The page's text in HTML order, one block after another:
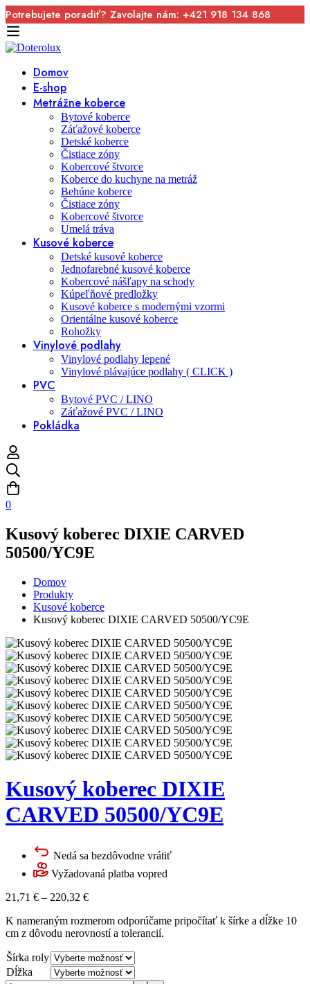
Potrebujete poradiť? Zavolajte nám: +421 918 134 868
Domov
E-shop
Metrážne koberce
Bytové koberce
Záťažové koberce
Detské koberce
Čistiace zóny
Kobercové štvorce
Koberce do kuchyne na metráž
Behúne koberce
Čistiace zóny
Kobercové štvorce
Umelá tráva
Kusové koberce
Detské kusové koberce
Jednofarebné kusové koberce
Kobercové nášľapy na schody
Kúpeľňové predložky
Kusové koberce s modernými vzormi
Orientálne kusové koberce
Rohožky
Vinylové podlahy
Vinylové podlahy lepené
Vinylové plávajúce podlahy ( CLICK )
PVC
Bytové PVC / LINO
Záťažové PVC / LINO
Pokládka
0
Kusový koberec DIXIE CARVED
50500/YC9E
Domov
Produkty
Kusové koberce
Kusový koberec DIXIE CARVED 50500/YC9E
Kusový koberec DIXIE
CARVED 50500/YC9E
Nedá sa bezdôvodne vrátiť
Vyžadovaná platba vopred
21,71 € – 220,32 €
K nameraným rozmerom odporúčame pripočítať k šírke a dĺžke 10
cm z dôvodu nerovností a tolerancií.
Šírka roly
Dĺžka